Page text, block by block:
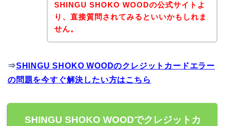
SHINGU SHOKO WOODの公式サイトよ
り、直接質問されてみるといいかもしれま
せん。
⇒SHINGU SHOKO WOODのクレジットカードエラー
の問題を今すぐ解決したい方はこちら
SHINGU SHOKO WOODでクレジットカ